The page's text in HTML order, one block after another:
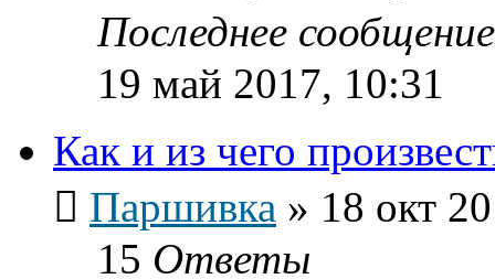
Последнее
19 май 2017, 10:31
Как и из чего
Паршивка » 18 окт
15 Ответы